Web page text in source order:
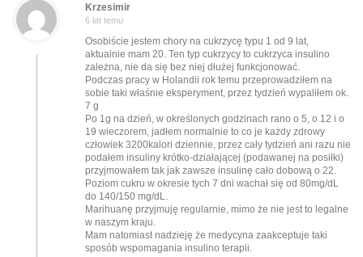
Krzesimir
6 lat temu
Osobiście jestem chory na cukrzycę typu 1 od 9 lat,
aktualnie mam 20. Ten typ cukrzycy to cukrzyca insulino
zależna, nie da się bez niej dłużej funkcjonować.
Podczas pracy w Holandii rok temu przeprowadziłem na
sobie taki właśnie eksperyment, przez tydzień wypaliłem ok.
7 g
Po 1g na dzień, w określonych godzinach rano o 5, o 12 i o
19 wieczorem, jadłem normalnie to co je każdy zdrowy
człowiek 3200kalori dziennie, przez cały tydzień ani razu nie
podałem insuliny krótko-działającej (podawanej na posiłki)
przyjmowałem tak jak zawsze insulinę cało dobową o 22.
Poziom cukru w okresie tych 7 dni wachał się od 80mg/dL
do 140/150 mg/dL.
Marihuanę przyjmuję regularnie, mimo że nie jest to legalne
w naszym kraju.
Mam natomiast nadzieję że medycyna zaakceptuje taki
sposób wspomagania insulino terapii.